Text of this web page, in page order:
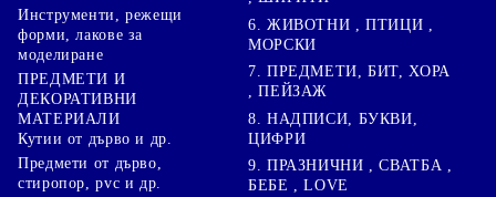
Инструменти, режещи
форми, лакове за
моделиране
ПРЕДМЕТИ И
ДЕКОРАТИВНИ
МАТЕРИАЛИ
Кутии от дърво и др.
Предмети от дърво,
стиропор, pvc и др.
6. ЖИВОТНИ , ПТИЦИ ,
МОРСКИ
7. ПРЕДМЕТИ, БИТ, ХОРА
, ПЕЙЗАЖ
8. НАДПИСИ, БУКВИ,
ЦИФРИ
9. ПРАЗНИЧНИ , СВАТБА ,
БЕБЕ , LOVE